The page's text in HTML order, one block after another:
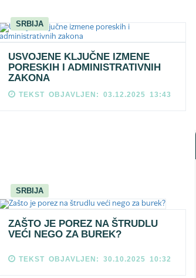
SRBIJA
USVOJENE KLJUČNE IZMENE
PORESKIH I ADMINISTRATIVNIH
ZAKONA
TEKST OBJAVLJEN: 03.12.2025 13:43
SRBIJA
ZAŠTO JE POREZ NA ŠTRUDLU
VEĆI NEGO ZA BUREK?
TEKST OBJAVLJEN: 30.10.2025 10:32